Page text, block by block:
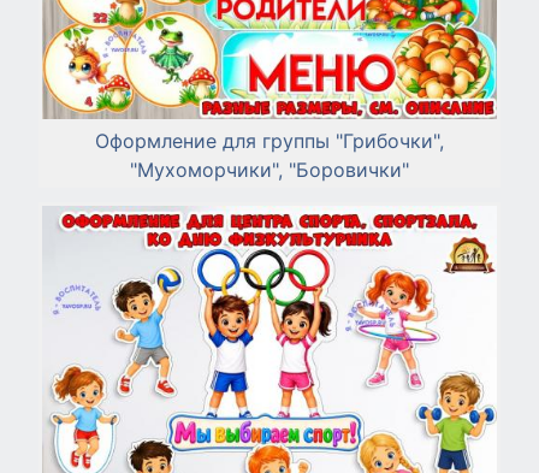
ôΓαÑ¡¡¿⌐ Σ¿½∞α.jpg
Оформление для группы "Грибочки",
"Мухоморчики", "Боровички"